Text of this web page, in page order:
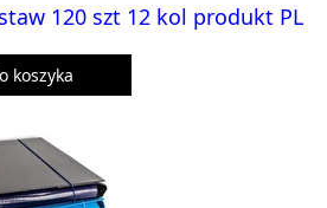
120 szt 12 kol produkt PL
koszyka